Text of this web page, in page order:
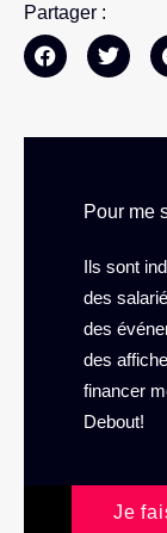
Partager :
Pour me
Ils sont
des
des
des
financer
Debout!
Je